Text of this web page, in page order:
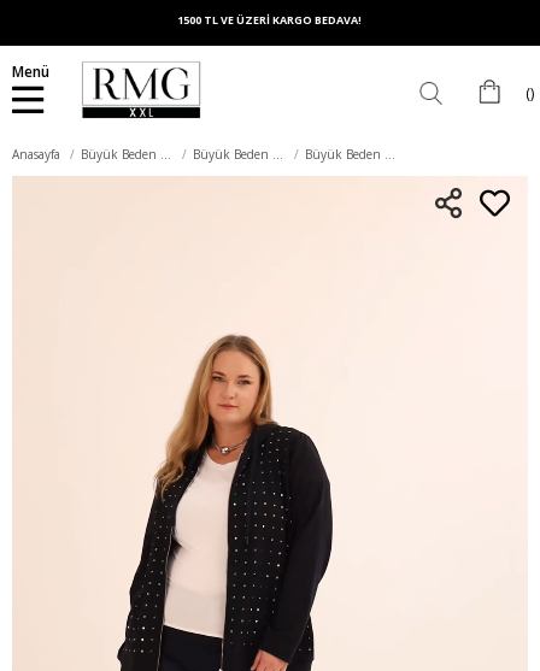
1500 TL VE ÜZERİ KARGO BEDAVA!
Menü
Anasayfa Büyük Beden Üst Giyim Büyük Beden Sweatshirt Büyük Beden Fermuarlı Droplu Sweatshirt Lacivert